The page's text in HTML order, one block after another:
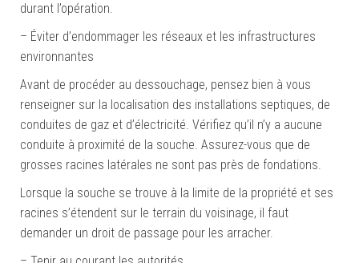
durant l’opération.
– Éviter d’endommager les réseaux et les infrastructures
environnantes
Avant de procéder au dessouchage, pensez bien à vous
renseigner sur la localisation des installations septiques, de
conduites de gaz et d’électricité. Vérifiez qu’il n’y a aucune
conduite à proximité de la souche. Assurez-vous que de
grosses racines latérales ne sont pas près de fondations.
Lorsque la souche se trouve à la limite de la propriété et ses
racines s’étendent sur le terrain du voisinage, il faut
demander un droit de passage pour les arracher.